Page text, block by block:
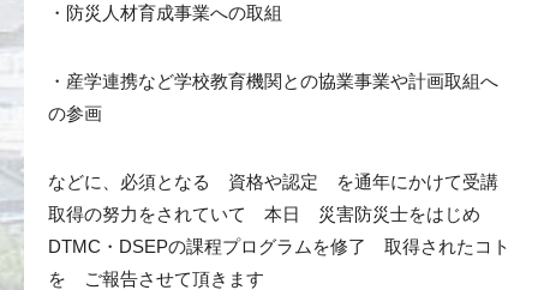
・防災人材育成事業への取組
・産学連携など学校教育機関との協業事業や計画取組へ
の参画
などに、必須となる 資格や認定 を通年にかけて受講
取得の努力をされていて 本日 災害防災士をはじめ
DTMC・DSEPの課程プログラムを修了 取得されたコト
を ご報告させて頂きます